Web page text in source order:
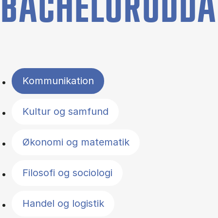
Filter by topics
Kommunikation
Kultur og samfund
Økonomi og matematik
Filosofi og sociologi
Handel og logistik